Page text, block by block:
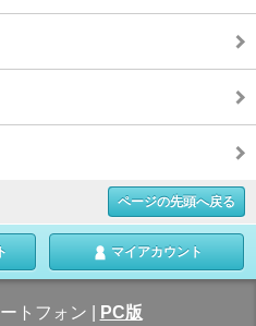
ページの先頭へ戻る
マイアカウント
トフォン PC版